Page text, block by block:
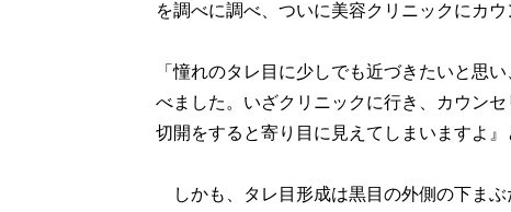
を調べに調べ、ついに美容クリニックにカウ
「憧れのタレ目に少しでも近づきたいと思
べました。いざクリニックに行き、カウン
切開をすると寄り目に見えてしまいますよ』
しかも、タレ目形成は黒目の外側の下ま